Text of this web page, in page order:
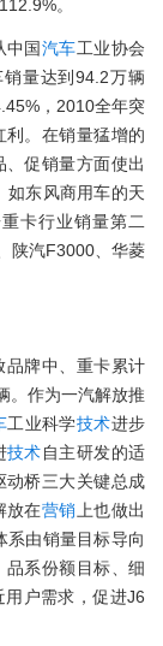
。
中国汽车工业协会
量达到94.2万辆
，2010全年突
。在销量猛增的
促销量方面使出
如东风商用车的天
卡行业销量第二
陕汽F3000、华菱
品牌中、重卡累计
。作为一汽解放推
工业科学技术进步
技术自主研发的适
动桥三大关键总成
放在营销 上也做出
系由销量目标导向
系份额目标、细
用户需求，促进J6